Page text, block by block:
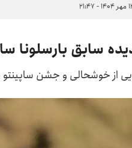
سابق بارسلونا
از خوشحالی و جشن